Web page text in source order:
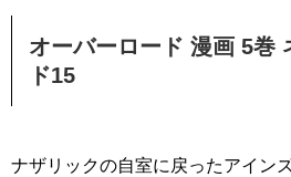
オーバーロード 漫画 5巻
ド15
ナザリックの自室に戻ったアイン